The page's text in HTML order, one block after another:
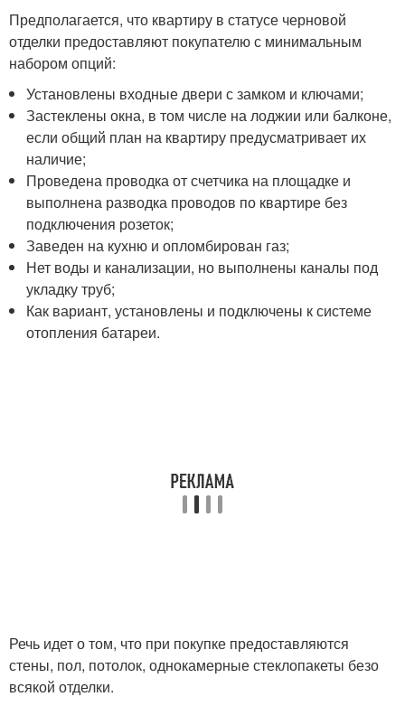
Предполагается, что квартиру в статусе черновой
отделки предоставляют покупателю с минимальным
набором опций:
Установлены входные двери с замком и ключами;
Застеклены окна, в том числе на лоджии или балконе,
если общий план на квартиру предусматривает их
наличие;
Проведена проводка от счетчика на площадке и
выполнена разводка проводов по квартире без
подключения розеток;
Заведен на кухню и опломбирован газ;
Нет воды и канализации, но выполнены каналы под
укладку труб;
Как вариант, установлены и подключены к системе
отопления батареи.
Речь идет о том, что при покупке предоставляются
стены, пол, потолок, однокамерные стеклопакеты безо
всякой отделки.